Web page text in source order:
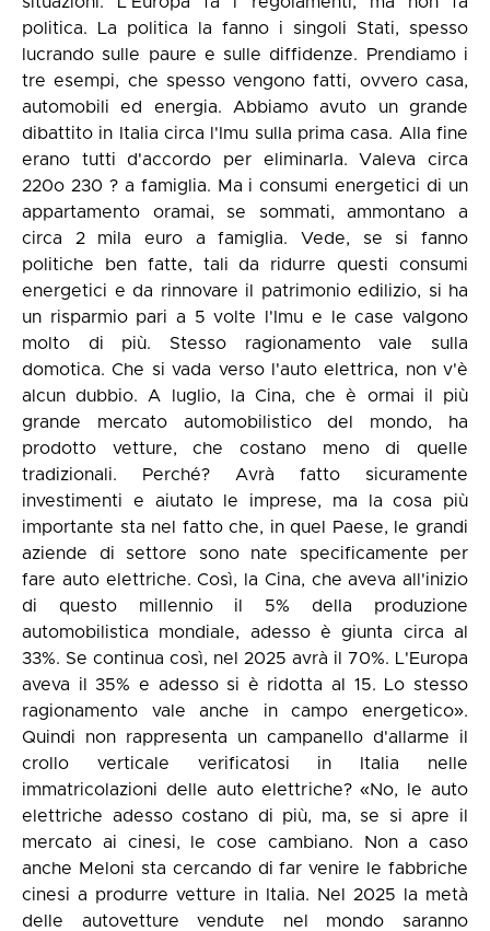
politica. La politica la fanno i singoli Stati, spesso
lucrando sulle paure e sulle diffidenze. Prendiamo i
tre esempi, che spesso vengono fatti, ovvero casa,
automobili ed energia. Abbiamo avuto un grande
dibattito in Italia circa l'Imu sulla prima casa. Alla fine
erano tutti d'accordo per eliminarla. Valeva circa
220o 230 ? a famiglia. Ma i consumi energetici di un
appartamento oramai, se sommati, ammontano a
circa 2 mila euro a famiglia. Vede, se si fanno
politiche ben fatte, tali da ridurre questi consumi
energetici e da rinnovare il patrimonio edilizio, si ha
un risparmio pari a 5 volte l'Imu e le case valgono
molto di più. Stesso ragionamento vale sulla
domotica. Che si vada verso l'auto elettrica, non v'è
alcun dubbio. A luglio, la Cina, che è ormai il più
grande mercato automobilistico del mondo, ha
prodotto vetture, che costano meno di quelle
tradizionali. Perché? Avrà fatto sicuramente
investimenti e aiutato le imprese, ma la cosa più
importante sta nel fatto che, in quel Paese, le grandi
aziende di settore sono nate specificamente per
fare auto elettriche. Così, la Cina, che aveva all'inizio
di questo millennio il 5% della produzione
automobilistica mondiale, adesso è giunta circa al
33%. Se continua così, nel 2025 avrà il 70%. L'Europa
aveva il 35% e adesso si è ridotta al 15. Lo stesso
ragionamento vale anche in campo energetico».
Quindi non rappresenta un campanello d'allarme il
crollo verticale verificatosi in Italia nelle
immatricolazioni delle auto elettriche? «No, le auto
elettriche adesso costano di più, ma, se si apre il
mercato ai cinesi, le cose cambiano. Non a caso
anche Meloni sta cercando di far venire le fabbriche
cinesi a produrre vetture in Italia. Nel 2025 la metà
delle autovetture vendute nel mondo saranno